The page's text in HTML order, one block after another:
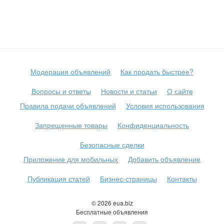
© 2026 eua.biz
Бесплатные объявления
Модерация объявлений
Как продать быстрее?
Вопросы и ответы
Новости и статьи
О сайте
Правила подачи объявлений
Условия использования
Запрещенные товары
Конфиденциальность
Безопасные сделки
Приложение для мобильных
Добавить объявление
Публикация статей
Бизнес-страницы Контакты